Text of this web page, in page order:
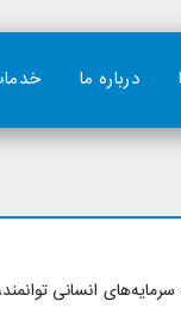
درباره ما
انسانی